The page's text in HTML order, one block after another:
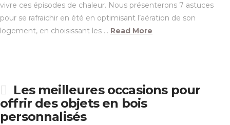
vivre ces épisodes de chaleur. Nous présenterons 7 astuces
pour se rafraichir en été en optimisant l’aération de son
logement, en choisissant les … Read More
Les meilleures occasions pour
offrir des objets en bois
personnalisés